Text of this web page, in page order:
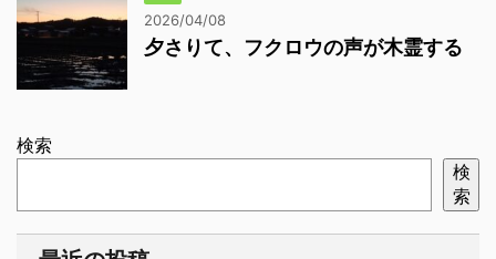
2026/04/08
夕さりて、フクロウの声が木霊する
検索
検
索